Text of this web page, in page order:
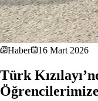
Haber 16 Mart 2026
Türk